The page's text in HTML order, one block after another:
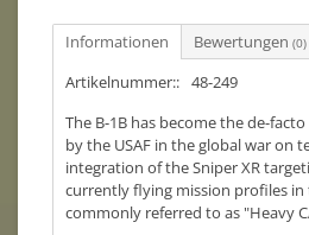
Informationen Bewertungen (0)
Artikelnummer:: 48-249
The B-1B has become the de-
by the USAF in the global war on
integration of the Sniper XR
currently flying mission profiles in
commonly referred to as "Heavy